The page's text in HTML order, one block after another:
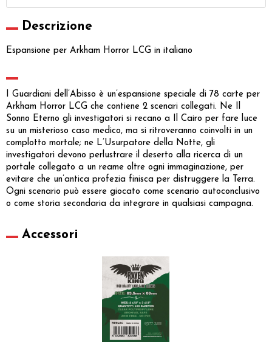
Descrizione
Espansione per Arkham Horror LCG in italiano
I Guardiani dell’Abisso è un’espansione speciale di 78 carte per
Arkham Horror LCG che contiene 2 scenari collegati. Ne Il
Sonno Eterno gli investigatori si recano a Il Cairo per fare luce
su un misterioso caso medico, ma si ritroveranno coinvolti in un
complotto mortale; ne L’Usurpatore della Notte, gli
investigatori devono perlustrare il deserto alla ricerca di un
portale collegato a un reame oltre ogni immaginazione, per
evitare che un’antica profezia finisca per distruggere la Terra.
Ogni scenario può essere giocato come scenario autoconclusivo
o come storia secondaria da integrare in qualsiasi campagna.
Accessori